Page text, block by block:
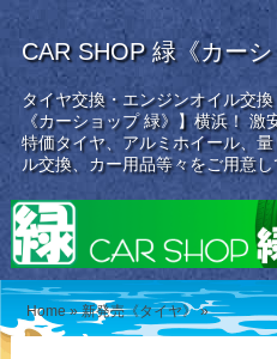
CAR SHOP 緑《カーシ
タイヤ交換・エンジンオイル交
《カーショップ 緑》】横浜！
特価タイヤ、アルミホイール、
ル交換、カー用品等々をご用意し
Home »新発売《タイヤ》 »